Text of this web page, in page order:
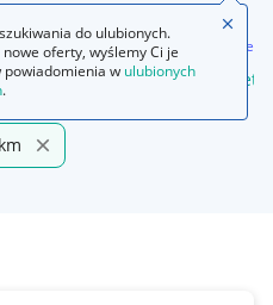
Akcesoria GSM Etui i pokrowce
i pokrowce na słuchawki
do ulubionych.
oferty, wyślemy Ci je
powiadomienia w ulubionych
.